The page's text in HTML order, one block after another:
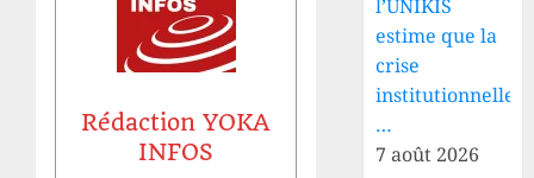
Rédaction YOKA
INFOS
l’UNIKIS
estime que la
crise
institutionnelle
…
7 août 2026